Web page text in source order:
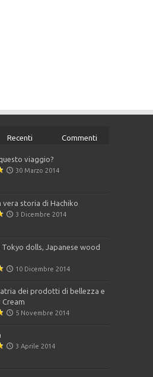
Recenti Commenti
viaggio?
30 Marzo 2014
vera storia di Hachiko
3 Dicembre 2014
Tokyo dolls, Japanese wood
10 Dicembre 2014
dei prodotti di bellezza e
Cream
5 Novembre 2014
3 Aprile 2014